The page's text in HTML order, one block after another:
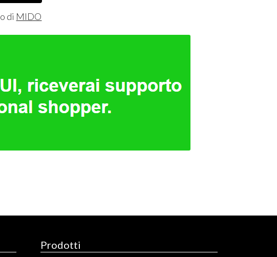
o di MIDO
Prodotti